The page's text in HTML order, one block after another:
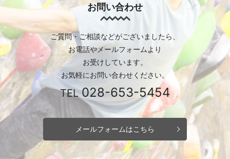
お問い合わせ
ご質問・ご相談などがございましたら、
お電話やメールフォームより
お受けしています。
お気軽にお問い合わせください。
TEL028-653-5454
メールフォームはこちら